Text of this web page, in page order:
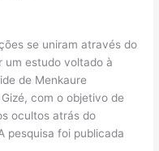
se uniram através do
um estudo voltado à
de Menkaure
com o objetivo de
ocultos atrás do
pesquisa foi publicada